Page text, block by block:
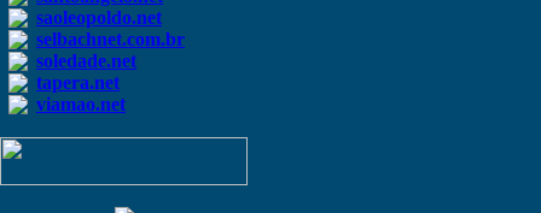
saoleopoldo.net
selbachnet.com.br
soledade.net
tapera.net
viamao.net